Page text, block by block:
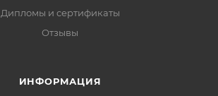
Дипломы и сертификаты
Отзывы
ИНФОРМАЦИЯ